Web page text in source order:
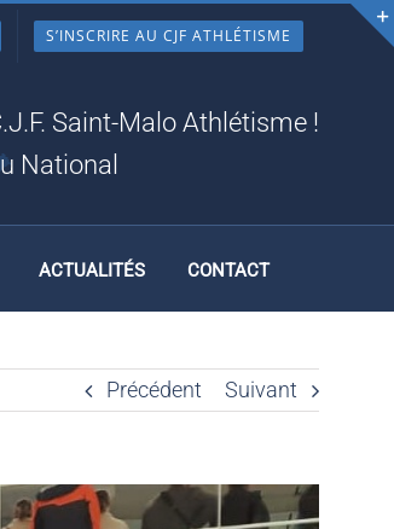
S’INSCRIRE AU CJF ATHLÉTISME
Saint-Malo Athlétisme !
National
ACTUALITÉS CONTACT
Précédent Suivant